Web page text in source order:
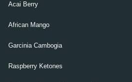
Acai Berry
African Mango
Garcinia Cambogia
Raspberry Ketones